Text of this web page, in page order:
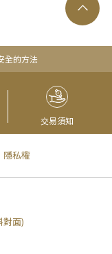
全的方法
交易須知
隱私權
對面)